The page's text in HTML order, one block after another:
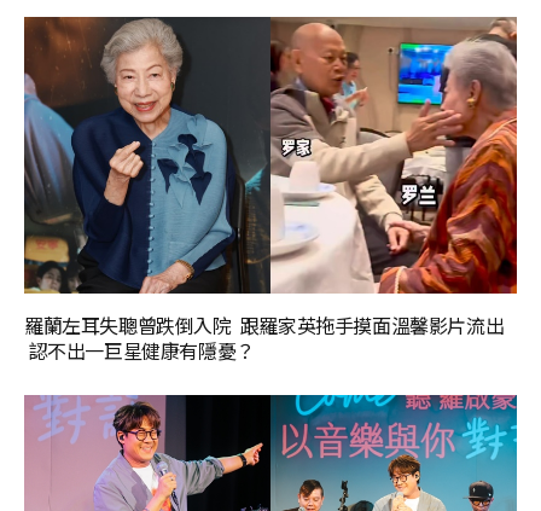
羅蘭左耳失聰曾跌倒入院 跟羅家英拖手摸面溫馨影片流出
認不出一巨星健康有隱憂？